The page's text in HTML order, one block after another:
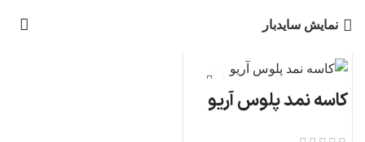
نمایش سایدبار
کاسه نمد پلوس آریو